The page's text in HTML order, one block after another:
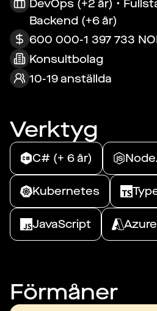
DevOps (+2 år) •
Backend (+6 år)
600 000-1 397 733
Konsultbolag
10-19 anställda
Verktyg
C# (+ 6 år)
Kubernetes
JavaScript Azure
Förmåner